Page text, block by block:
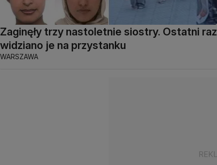
Zaginęły trzy nastoletnie siostry. Ostatni raz
widziano je na przystanku
WARSZAWA